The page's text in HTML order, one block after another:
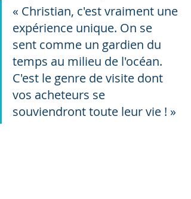
« Christian, c'est vraiment une
expérience unique. On se
sent comme un gardien du
temps au milieu de l'océan.
C'est le genre de visite dont
vos acheteurs se
souviendront toute leur vie ! »